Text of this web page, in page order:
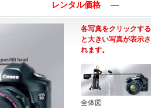
レンタル価格 ―
各写真をクリックする
と大きい写真が表示さ
れます。
全体図